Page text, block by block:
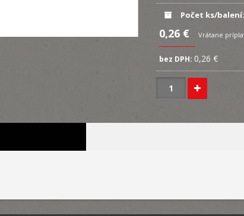
Počet ks/balení:
0,26 € Vrátane
bez DPH: 0,26 €